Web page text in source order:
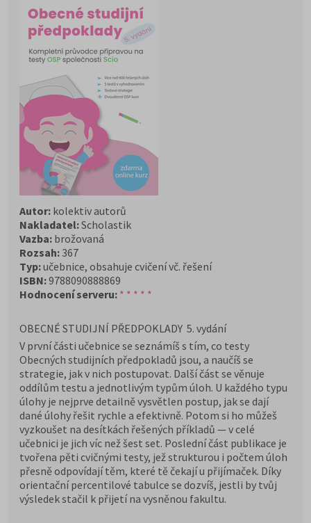
Autor: kolektiv autorů
Nakladatel:Scholastik
Vazba: brožovaná
Rozsah: 367
Typ:učebnice, obsahuje cvičení vč. řešení
ISBN:9788090888869
Hodnocení serveru: * * * * *
OBECNÉ STUDIJNÍ PŘEDPOKLADY 5. vydání
V první části učebnice se seznámíš s tím, co testy
Obecných studijních předpokladů jsou, a naučíš se
strategie, jak v nich postupovat. Další část se věnuje
oddílům testu a jednotlivým typům úloh. U každého typu
úlohy je nejprve detailně vysvětlen postup, jak se dají
dané úlohy řešit rychle a efektivně. Potom si ho můžeš
vyzkoušet na desítkách řešených příkladů — v celé
učebnici je jich víc než šest set. Poslední část publikace je
tvořena pěti cvičnými testy, jež strukturou i počtem úloh
přesně odpovídají těm, které tě čekají u přijímaček. Díky
orientační percentilové tabulce se dozvíš, jestli by tvůj
výsledek stačil k přijetí na vysněnou fakultu.